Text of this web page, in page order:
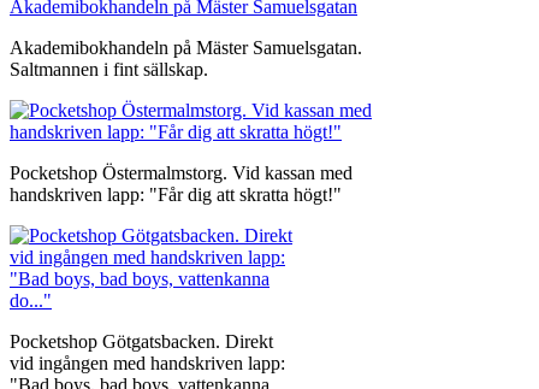
Akademibokhandeln på Mäster Samuelsgatan.
Saltmannen i fint sällskap.
Pocketshop Östermalmstorg. Vid kassan med
handskriven lapp: "Får dig att skratta högt!"
Pocketshop Götgatsbacken. Direkt
vid ingången med handskriven lapp: